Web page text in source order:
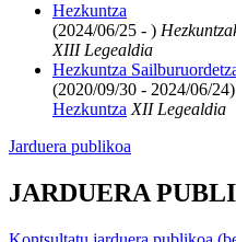
Hezkuntza
(2024/06/25 - )
XIII Legealdia
Hezkuntza
(2020/09/30 - 2024/06/24)
Hezkuntza XII Legealdia
Jarduera publikoa
JARDUERA